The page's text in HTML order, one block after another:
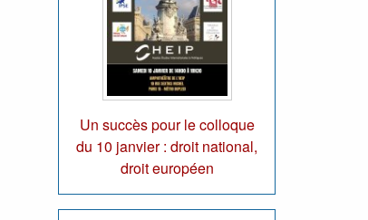
Un succès pour le colloque
du 10 janvier : droit national,
droit européen